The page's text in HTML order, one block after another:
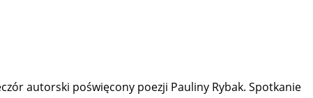
autorski poświęcony poezji Pauliny Rybak. Spotkanie